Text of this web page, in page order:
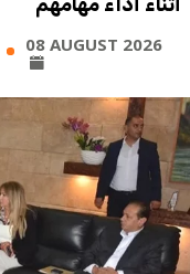
08 AUGUST 2026